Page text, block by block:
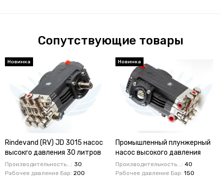
Сопутствующие товары
Новинка
Rindevand (RV) JD 3015 насос
высокго давления 30 литров
200 бар
Производительность...: 30
Рабочее давление Бар: 200
Новинка
Промышленный плунжерный
насос высокого давления
Rindevand (RV) JD 4015 : 40 л/
мин, 150 бар, 1450 об/мин
Производительность...: 40
Рабочее давление Бар: 150